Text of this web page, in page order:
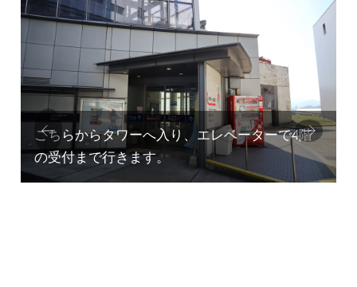
Prev
ious
Next